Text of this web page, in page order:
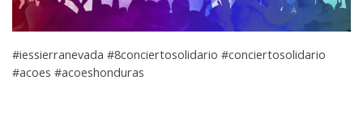
#iessierranevada #8conciertosolidario #conciertosolidario
#acoes #acoeshonduras